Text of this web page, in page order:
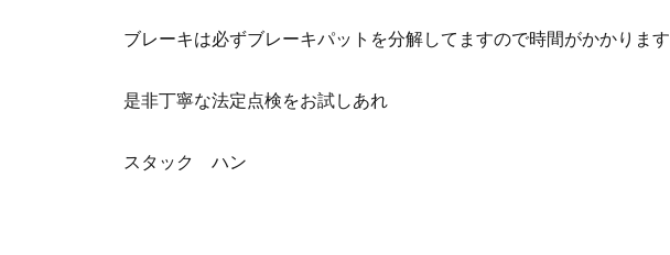
ブレーキは必ずブレーキパットを分解してますので時間がかかります
是非丁寧な法定点検をお試しあれ
スタック ハン